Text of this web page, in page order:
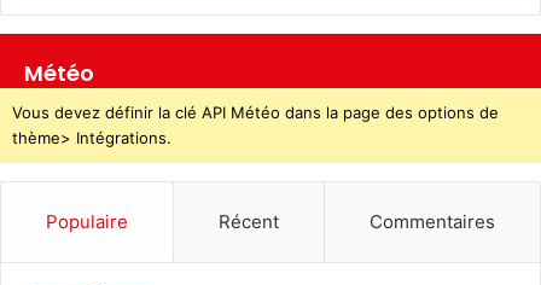
Météo
Vous devez définir la clé API Météo dans la page des options de
thème> Intégrations.
Populaire Récent Commentaires